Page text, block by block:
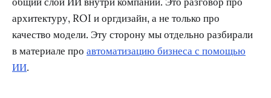
архитектуру, ROI и оргдизайн, а не только про
качество модели. Эту сторону мы отдельно разбирали
в материале про автоматизацию бизнеса с помощью
ИИ.